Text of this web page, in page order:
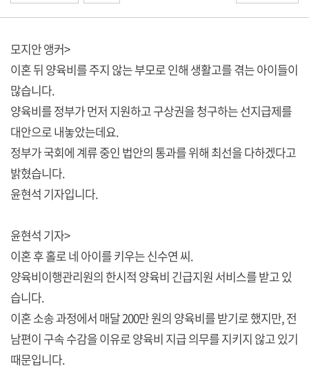
모지안 앵커>
이혼 뒤 양육비를 주지 않는 부모로 인해 생활고를 겪는 아이들이
많습니다.
양육비를 정부가 먼저 지원하고 구상권을 청구하는 선지급제를
대안으로 내놓았는데요.
정부가 국회에 계류 중인 법안의 통과를 위해 최선을 다하겠다고
밝혔습니다.
윤현석 기자입니다.
윤현석 기자>
이혼 후 홀로 네 아이를 키우는 신수연 씨.
양육비이행관리원의 한시적 양육비 긴급지원 서비스를 받고 있
습니다.
이혼 소송 과정에서 매달 200만 원의 양육비를 받기로 했지만, 전
남편이 구속 수감을 이유로 양육비 지급 의무를 지키지 않고 있기
때문입니다.